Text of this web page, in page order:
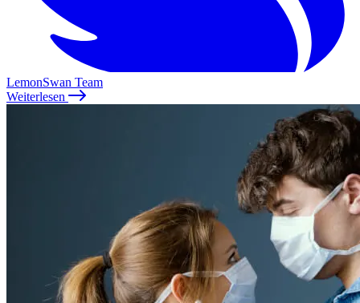
LemonSwan Team
Weiterlesen